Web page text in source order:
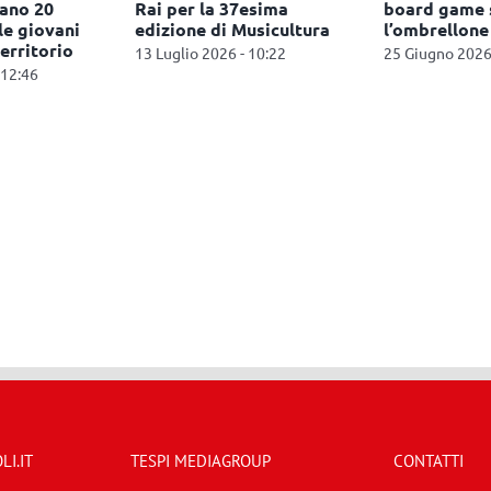
board game sotto
l’ombrellone
25 Giugno 2026 - 17:41
partnership con
Festivaletteratura per
l’edizione del
TESPI MEDIAGROUP CONTATTI